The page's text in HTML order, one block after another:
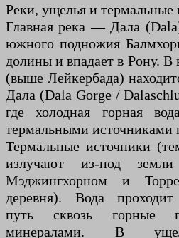
Реки, ущелья и термальные
Главная река — Дала
южного подножия
долины и впадает в Рону. В
(выше Лейкербада)
Дала (Dala Gorge /
где холодная горная
термальными источниками
Термальные источники
излучают из-под
Мэджингхорном и
деревня). Вода
путь сквозь горные
минералами. В